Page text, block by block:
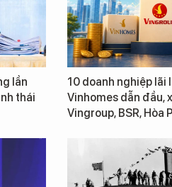
lần
thái
10 doanh nghiệp lãi
Vinhomes dẫn đầu,
Vingroup, BSR, Hòa